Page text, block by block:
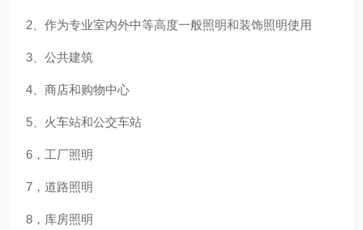
2、作为专业室内外中等高度一般照明和装饰照明使用
3、公共建筑
4、商店和购物中心
5、火车站和公交车站
6，工厂照明
7，道路照明
8，库房照明